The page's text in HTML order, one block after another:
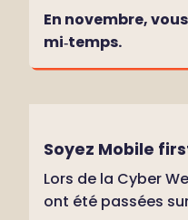
En novembre,
mi‑temps.
Soyez Mobile
Lors de la Cyber
ont été passées